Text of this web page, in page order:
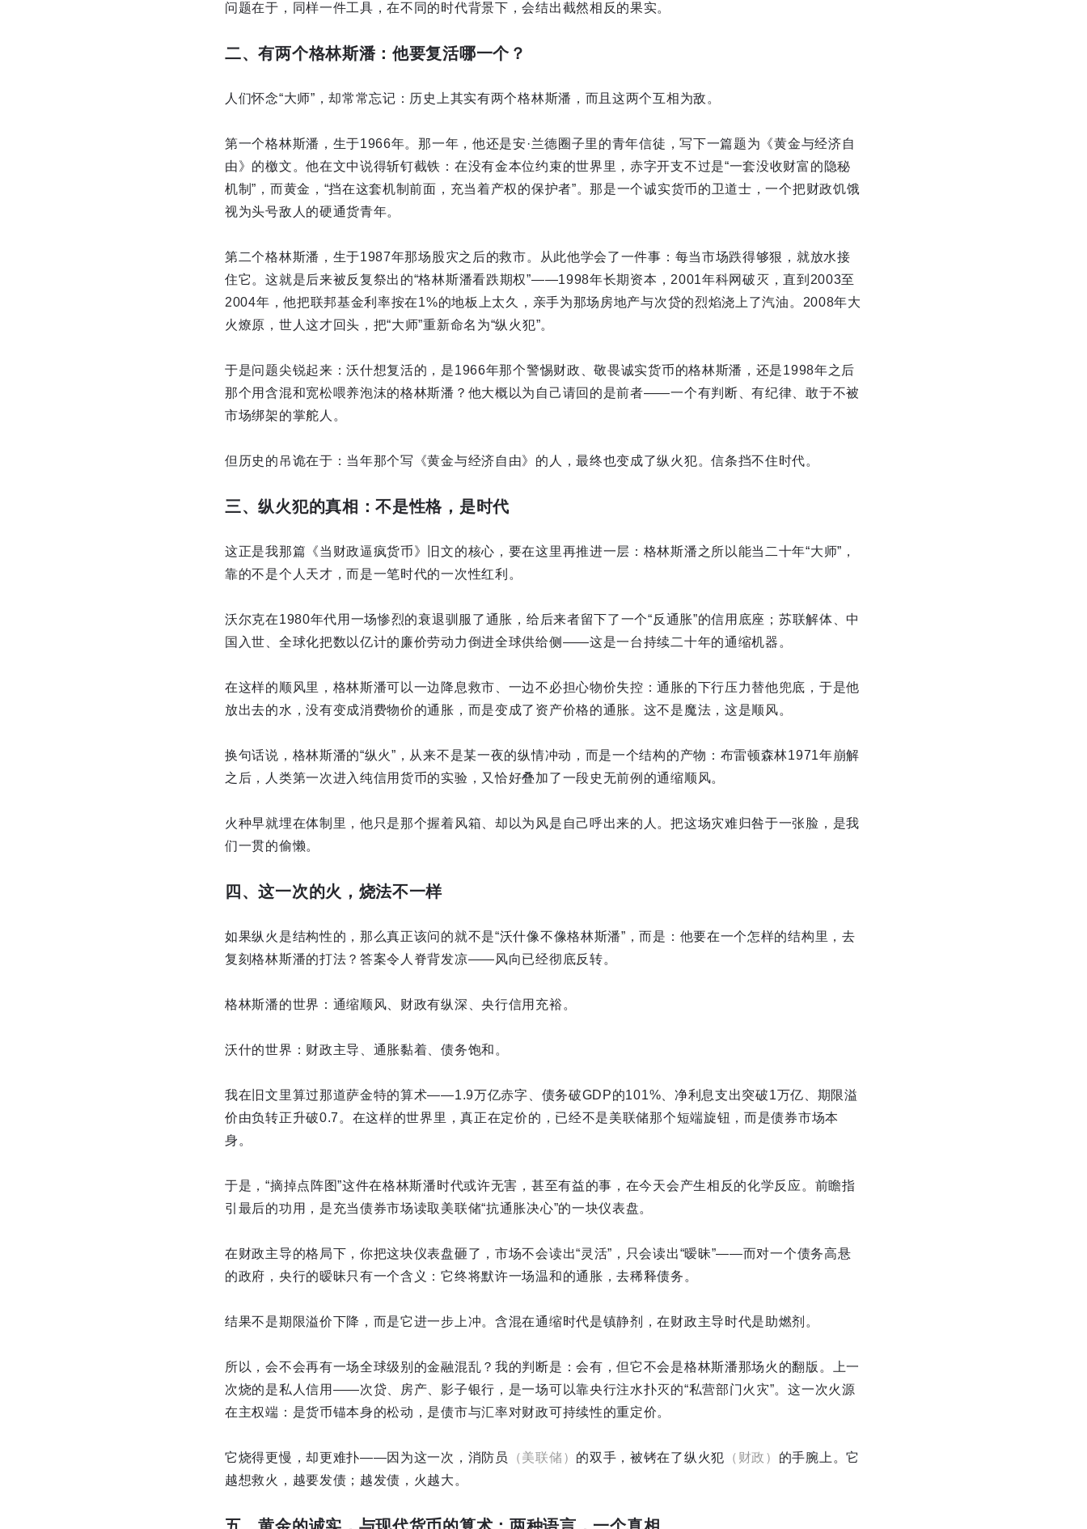
问题在于，同样一件工具，在不同的时代背景下，会结出截然相反的果实。
二、有两个格林斯潘：他要复活哪一个？
人们怀念“大师”，却常常忘记：历史上其实有两个格林斯潘，而且这两个互相为敌。
第一个格林斯潘，生于1966年。那一年，他还是安·兰德圈子里的青年信徒，写下一篇题为《黄金与经济自
由》的檄文。他在文中说得斩钉截铁：在没有金本位约束的世界里，赤字开支不过是“一套没收财富的隐秘
机制”，而黄金，“挡在这套机制前面，充当着产权的保护者”。那是一个诚实货币的卫道士，一个把财政饥饿
视为头号敌人的硬通货青年。
第二个格林斯潘，生于1987年那场股灾之后的救市。从此他学会了一件事：每当市场跌得够狠，就放水接
住它。这就是后来被反复祭出的“格林斯潘看跌期权”——1998年长期资本，2001年科网破灭，直到2003至
2004年，他把联邦基金利率按在1%的地板上太久，亲手为那场房地产与次贷的烈焰浇上了汽油。2008年大
火燎原，世人这才回头，把“大师”重新命名为“纵火犯”。
于是问题尖锐起来：沃什想复活的，是1966年那个警惕财政、敬畏诚实货币的格林斯潘，还是1998年之后
那个用含混和宽松喂养泡沫的格林斯潘？他大概以为自己请回的是前者——一个有判断、有纪律、敢于不被
市场绑架的掌舵人。
但历史的吊诡在于：当年那个写《黄金与经济自由》的人，最终也变成了纵火犯。信条挡不住时代。
三、纵火犯的真相：不是性格，是时代
这正是我那篇《当财政逼疯货币》旧文的核心，要在这里再推进一层：格林斯潘之所以能当二十年“大师”，
靠的不是个人天才，而是一笔时代的一次性红利。
沃尔克在1980年代用一场惨烈的衰退驯服了通胀，给后来者留下了一个“反通胀”的信用底座；苏联解体、中
国入世、全球化把数以亿计的廉价劳动力倒进全球供给侧——这是一台持续二十年的通缩机器。
在这样的顺风里，格林斯潘可以一边降息救市、一边不必担心物价失控：通胀的下行压力替他兜底，于是他
放出去的水，没有变成消费物价的通胀，而是变成了资产价格的通胀。这不是魔法，这是顺风。
换句话说，格林斯潘的“纵火”，从来不是某一夜的纵情冲动，而是一个结构的产物：布雷顿森林1971年崩解
之后，人类第一次进入纯信用货币的实验，又恰好叠加了一段史无前例的通缩顺风。
火种早就埋在体制里，他只是那个握着风箱、却以为风是自己呼出来的人。把这场灾难归咎于一张脸，是我
们一贯的偷懒。
四、这一次的火，烧法不一样
如果纵火是结构性的，那么真正该问的就不是“沃什像不像格林斯潘”，而是：他要在一个怎样的结构里，去
复刻格林斯潘的打法？答案令人脊背发凉——风向已经彻底反转。
格林斯潘的世界：通缩顺风、财政有纵深、央行信用充裕。
沃什的世界：财政主导、通胀黏着、债务饱和。
我在旧文里算过那道萨金特的算术——1.9万亿赤字、债务破GDP的101%、净利息支出突破1万亿、期限溢
价由负转正升破0.7。在这样的世界里，真正在定价的，已经不是美联储那个短端旋钮，而是债券市场本
身。
于是，“摘掉点阵图”这件在格林斯潘时代或许无害，甚至有益的事，在今天会产生相反的化学反应。前瞻指
引最后的功用，是充当债券市场读取美联储“抗通胀决心”的一块仪表盘。
在财政主导的格局下，你把这块仪表盘砸了，市场不会读出“灵活”，只会读出“暧昧”——而对一个债务高悬
的政府，央行的暧昧只有一个含义：它终将默许一场温和的通胀，去稀释债务。
结果不是期限溢价下降，而是它进一步上冲。含混在通缩时代是镇静剂，在财政主导时代是助燃剂。
所以，会不会再有一场全球级别的金融混乱？我的判断是：会有，但它不会是格林斯潘那场火的翻版。上一
次烧的是私人信用——次贷、房产、影子银行，是一场可以靠央行注水扑灭的“私营部门火灾”。这一次火源
在主权端：是货币锚本身的松动，是债市与汇率对财政可持续性的重定价。
它烧得更慢，却更难扑——因为这一次，消防员 （美联储） 的双手，被铐在了纵火犯 （财政） 的手腕上。它
越想救火，越要发债；越发债，火越大。